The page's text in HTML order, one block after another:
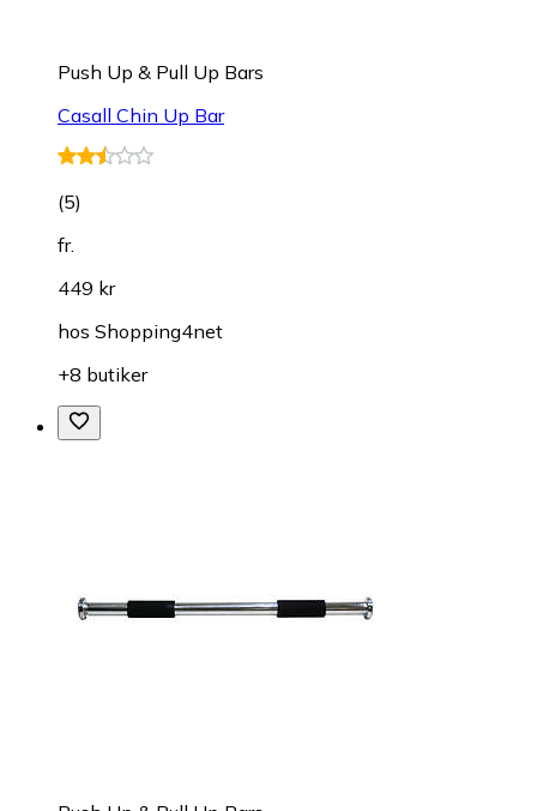
Push Up & Pull Up Bars
Casall Chin Up Bar
(5)
fr.
449 kr
hos Shopping4net
+8 butiker